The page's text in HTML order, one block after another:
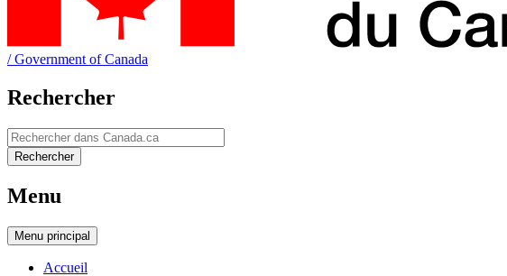
/Government of Canada
Rechercher
Rechercher
Rechercher
Menu
Menu principal
Accueil